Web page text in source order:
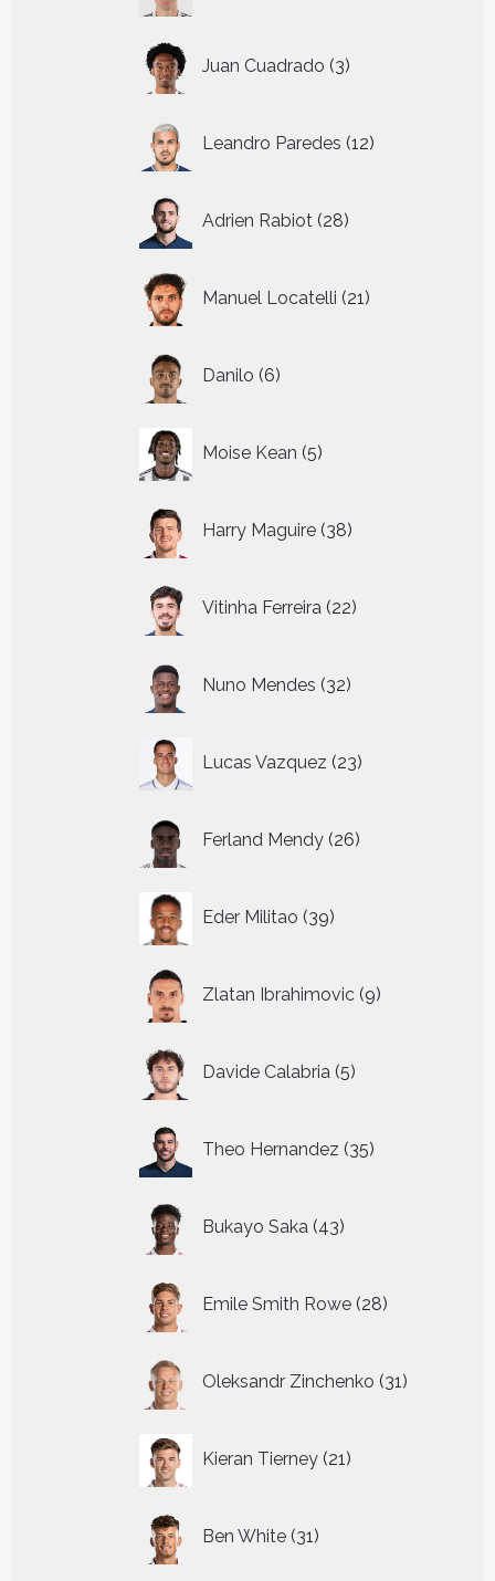
Juan Cuadrado 3
producten
Leandro Paredes 12
producten
Adrien Rabiot 28
producten
Manuel Locatelli 21
producten
Danilo 6
producten
Moise Kean 5
producten
Harry Maguire 38
producten
Vitinha Ferreira 22
producten
Nuno Mendes 32
producten
Lucas Vazquez 23
producten
Ferland Mendy 26
producten
Eder Militao 39
producten
Zlatan Ibrahimovic 9
producten
Davide Calabria 5
producten
Theo Hernandez 35
producten
Bukayo Saka 43
producten
Emile Smith Rowe 28
producten
Oleksandr Zinchenko 31
producten
Kieran Tierney 21
producten
Ben White 31
producten